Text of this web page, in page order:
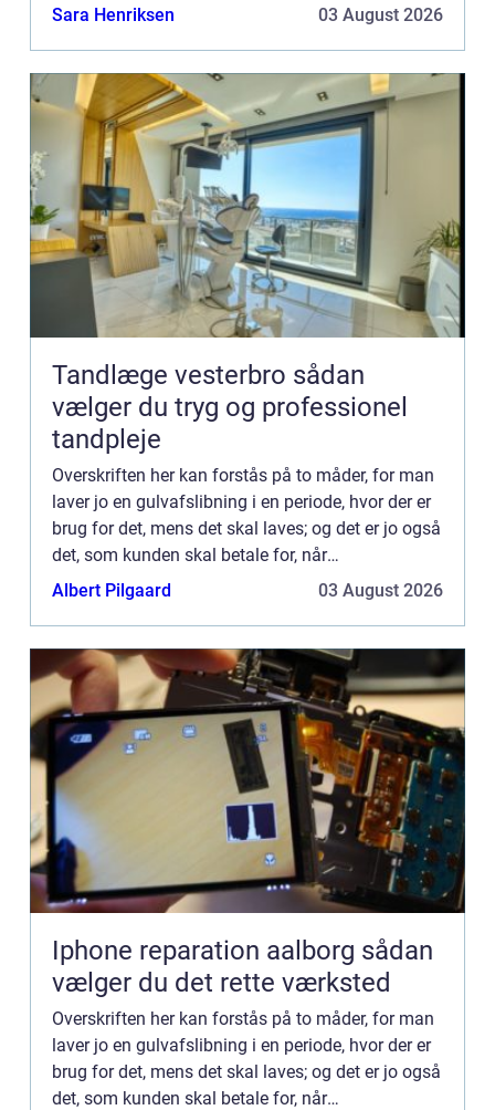
vedkommende er tilfreds med...
Sara Henriksen 03 August 2026
Tandlæge vesterbro sådan
vælger du tryg og professionel
tandpleje
Overskriften her kan forstås på to måder, for man
laver jo en gulvafslibning i en periode, hvor der er
brug for det, mens det skal laves; og det er jo også
det, som kunden skal betale for, når
vedkommende er tilfreds med...
Albert Pilgaard 03 August 2026
Iphone reparation aalborg sådan
vælger du det rette værksted
Overskriften her kan forstås på to måder, for man
laver jo en gulvafslibning i en periode, hvor der er
brug for det, mens det skal laves; og det er jo også
det, som kunden skal betale for, når